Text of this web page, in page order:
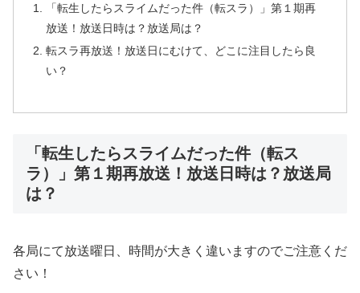
「転生したらスライムだった件（転スラ）」第１期再
放送！放送日時は？放送局は？
転スラ再放送！放送日にむけて、どこに注目したら良
い？
「転生したらスライムだった件（転ス
ラ）」第１期再放送！放送日時は？放送局
は？
各局にて放送曜日、時間が大きく違いますのでご注意くだ
さい！